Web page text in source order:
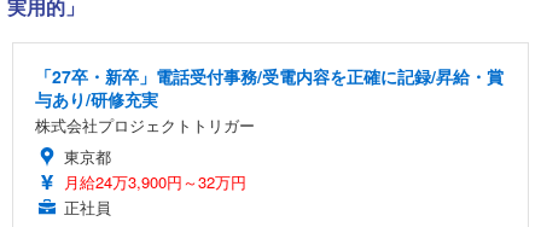
実用的」
「27卒・新卒」電話受付事務/受電内容を正確に記録/昇給・賞
与あり/研修充実
株式会社プロジェクトトリガー
東京都
月給24万3,900円～32万円
正社員